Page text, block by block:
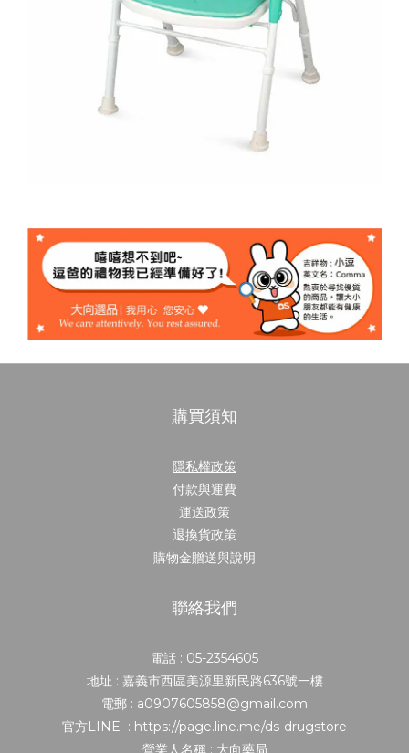
購買須知
隱私權政策
付款與運費
運送政策
退換貨政策
購物金贈送與說明
聯絡我們
電話 : 05-2354605
地址 : 嘉義市西區美源里新民路636號一樓
電郵 : a0907605858@gmail.com
官方LINE : https://page.line.me/ds-drugstore
營業人名稱 : 大向藥局